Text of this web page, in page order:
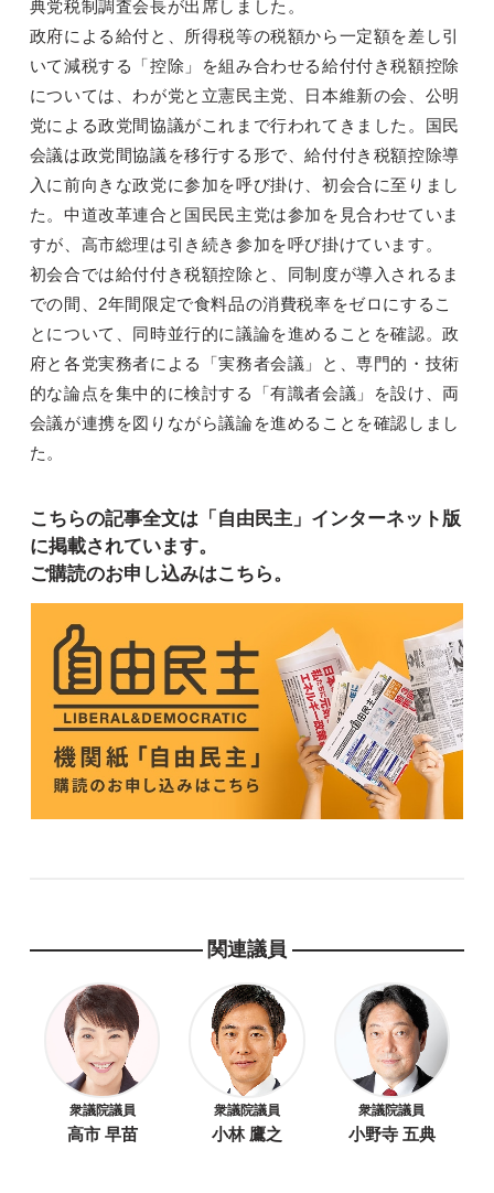
典党税制調査会長が出席しました。
政府による給付と、所得税等の税額から一定額を差し引
いて減税する「控除」を組み合わせる給付付き税額控除
については、わが党と立憲民主党、日本維新の会、公明
党による政党間協議がこれまで行われてきました。国民
会議は政党間協議を移行する形で、給付付き税額控除導
入に前向きな政党に参加を呼び掛け、初会合に至りまし
た。中道改革連合と国民民主党は参加を見合わせていま
すが、高市総理は引き続き参加を呼び掛けています。
初会合では給付付き税額控除と、同制度が導入されるま
での間、2年間限定で食料品の消費税率をゼロにするこ
とについて、同時並行的に議論を進めることを確認。政
府と各党実務者による「実務者会議」と、専門的・技術
的な論点を集中的に検討する「有識者会議」を設け、両
会議が連携を図りながら議論を進めることを確認しまし
た。
こちらの記事全文は「自由民主」インターネット版
に掲載されています。
ご購読のお申し込みはこちら。
関連議員
衆議院議員
高市 早苗
衆議院議員
小林 鷹之
衆議院議員
小野寺 五典